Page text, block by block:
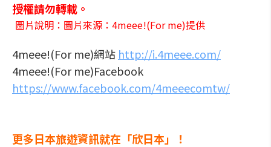
授權請勿轉載。
圖片說明：圖片來源：4meee!(For me)提供
4meee!(For me)網站 http://i.4meee.com/
4meee!(For me)Facebook
https://www.facebook.com/4meeecomtw/
更多日本旅遊資訊就在「欣日本」！